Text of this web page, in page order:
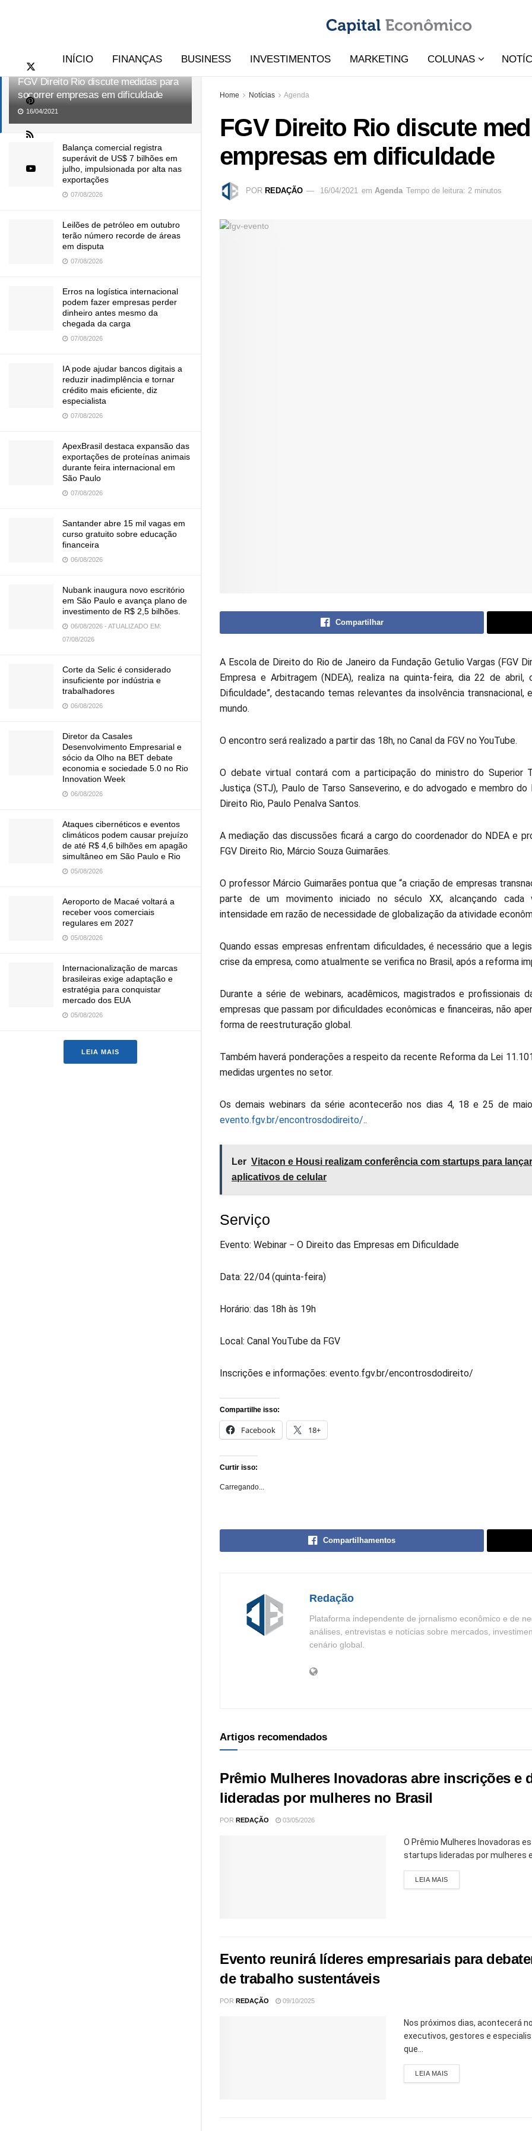
FGV Direito Rio discute medidas para
socorrer empresas em dificuldade
16/04/2021
Balança comercial registra
superávit de US$ 7 bilhões em
julho, impulsionada por alta nas
exportações
07/08/2026
Leilões de petróleo em outubro
terão número recorde de áreas
em disputa
07/08/2026
Erros na logística internacional
podem fazer empresas perder
dinheiro antes mesmo da
chegada da carga
07/08/2026
IA pode ajudar bancos digitais a
reduzir inadimplência e tornar
crédito mais eficiente, diz
especialista
07/08/2026
ApexBrasil destaca expansão das
exportações de proteínas animais
durante feira internacional em
São Paulo
07/08/2026
Santander abre 15 mil vagas em
curso gratuito sobre educação
financeira
06/08/2026
Nubank inaugura novo escritório
em São Paulo e avança plano de
investimento de R$ 2,5 bilhões.
06/08/2026 - ATUALIZADO EM:
07/08/2026
Corte da Selic é considerado
insuficiente por indústria e
trabalhadores
06/08/2026
Diretor da Casales
Desenvolvimento Empresarial e
sócio da Olho na BET debate
economia e sociedade 5.0 no Rio
Innovation Week
06/08/2026
Ataques cibernéticos e eventos
climáticos podem causar prejuízo
de até R$ 4,6 bilhões em apagão
simultâneo em São Paulo e Rio
05/08/2026
Aeroporto de Macaé voltará a
receber voos comerciais
regulares em 2027
05/08/2026
Internacionalização de marcas
brasileiras exige adaptação e
estratégia para conquistar
mercado dos EUA
05/08/2026
LEIA MAIS
INÍCIO FINANÇAS BUSINESS INVESTIMENTOS MARKETING COLUNAS
Home Notícias Agenda
FGV Direito Rio discute
empresas em dificuldade
POR REDAÇÃO 16/04/2021 em Agenda Tempo de leitura: 2 minutos
Compartilhar
A Escola de Direito do Rio de Janeiro da Fundação Getulio Vargas (FGV
Empresa e Arbitragem (NDEA), realiza na quinta-feira, dia 22 de
Dificuldade”, destacando temas relevantes da insolvência
mundo.
O encontro será realizado a partir das 18h, no Canal da FGV no YouTube.
O debate virtual contará com a participação do ministro do Superior
Justiça (STJ), Paulo de Tarso Sanseverino, e do advogado e membro do
Direito Rio, Paulo Penalva Santos.
A mediação das discussões ficará a cargo do coordenador do NDEA e
FGV Direito Rio, Márcio Souza Guimarães.
O professor Márcio Guimarães pontua que “a criação de empresas
parte de um movimento iniciado no século XX, alcançando cada
intensidade em razão de necessidade de globalização da atividade
Quando essas empresas enfrentam dificuldades, é necessário que a
crise da empresa, como atualmente se verifica no Brasil, após a reforma
Durante a série de webinars, acadêmicos, magistrados e profissionais
empresas que passam por dificuldades econômicas e financeiras, não
forma de reestruturação global.
Também haverá ponderações a respeito da recente Reforma da Lei
medidas urgentes no setor.
Os demais webinars da série acontecerão nos dias 4, 18 e 25 de
evento.fgv.br/encontrosdodireito/..
Ler Vitacon e Housi realizam conferência com startups para
aplicativos de celular
Serviço
Evento: Webinar − O Direito das Empresas em Dificuldade
Data: 22/04 (quinta-feira)
Horário: das 18h às 19h
Local: Canal YouTube da FGV
Inscrições e informações: evento.fgv.br/encontrosdodireito/
Compartilhe isso:
Facebook 18+
Curtir isso:
Carregando...
Compartilhamentos
Redação
Plataforma independente de jornalismo econômico e de
análises, entrevistas e notícias sobre mercados,
cenário global.
Artigos recomendados
Prêmio Mulheres Inovadoras abre inscrições e
lideradas por mulheres no Brasil
POR REDAÇÃO 03/05/2026
O Prêmio Mulheres Inovadoras
startups lideradas por mulheres
LEIA MAIS
Evento reunirá líderes empresariais para
de trabalho sustentáveis
POR REDAÇÃO 09/10/2025
Nos próximos dias, acontecerá
executivos, gestores e
que...
LEIA MAIS